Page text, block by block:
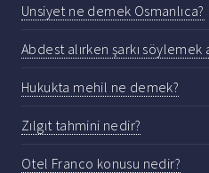
Unsiyet ne demek Osmanlıca?
Abdest alırken şarkı söylemek
Hukukta mehil ne demek?
Zılgıt tahmini nedir?
Otel Franco konusu nedir?